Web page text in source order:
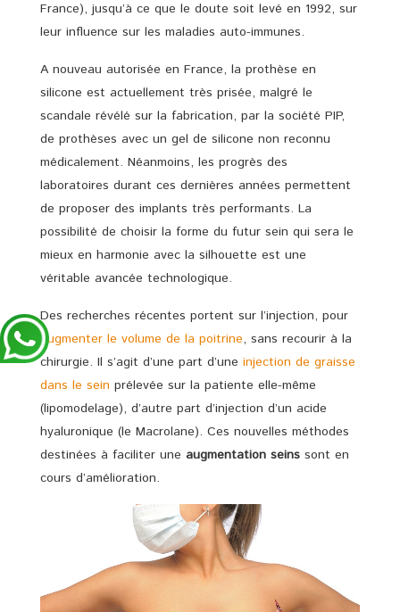
France), jusqu’à ce que le doute soit levé en 1992, sur
leur influence sur les maladies auto-immunes.
A nouveau autorisée en France, la prothèse en
silicone est actuellement très prisée, malgré le
scandale révélé sur la fabrication, par la société PIP,
de prothèses avec un gel de silicone non reconnu
médicalement. Néanmoins, les progrès des
laboratoires durant ces dernières années permettent
de proposer des implants très performants. La
possibilité de choisir la forme du futur sein qui sera le
mieux en harmonie avec la silhouette est une
véritable avancée technologique.
Des recherches récentes portent sur l’injection, pour
augmenter le volume de la poitrine, sans recourir à la
chirurgie. Il s’agit d’une part d’une injection de graisse
dans le sein prélevée sur la patiente elle-même
(lipomodelage), d’autre part d’injection d’un acide
hyaluronique (le Macrolane). Ces nouvelles méthodes
destinées à faciliter une augmentation seins sont en
cours d’amélioration.